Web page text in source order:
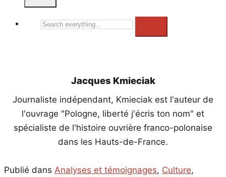
Search
Jacques Kmieciak
Journaliste indépendant, Kmieciak est l'auteur de
l'ouvrage "Pologne, liberté j'écris ton nom" et
spécialiste de l'histoire ouvrière franco-polonaise
dans les Hauts-de-France.
Publié dans Analyses et témoignages, Culture,